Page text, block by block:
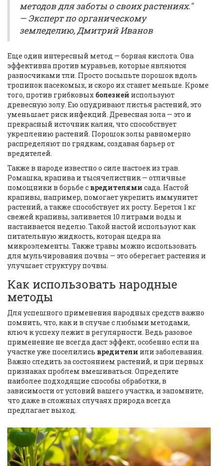
методов для заботы о своих растениях."
— Эксперт по органическому
земледелию, Дмитрий Иванов
Еще один интересный метод — борная кислота. Она
эффективна против муравьев, которые являются
разносчиками тли. Просто посыпьте порошок вдоль
тропинок насекомых, и скоро их станет меньше. Кроме
того, против грибковых болезней используют
древесную золу. Ею опудривают листья растений, это
уменьшает риск инфекций. Древесная зола — это и
прекрасный источник калия, что способствует
укреплению растений. Порошок золы равномерно
распределяют по грядкам, создавая барьер от
вредителей.
Также в народе известно о силе настоек из трав.
Ромашка, крапива и тысячелистник — отличные
помощники в борьбе с вредителями сада. Настой
крапивы, например, помогает укрепить иммунитет
растений, а также способствует их росту. Берется 1 кг
свежей крапивы, заливается 10 литрами воды и
настаивается неделю. Такой настой используют как
питательную жидкость, которая щедра на
микроэлементы. Также травы можно использовать
для мульчирования почвы — это оберегает растения и
улучшает структуру почвы.
Как использовать народные
методы
Для успешного применения народных средств важно
помнить, что, как и в случае с любыми методами,
ключ к успеху лежит в регулярности. Ведь разовое
применение не всегда даст эффект, особенно если на
участке уже поселились вредители или заболевания.
Важно следить за состоянием растений, и при первых
признаках проблем вмешиваться. Определите
наиболее подходящие способы обработки, в
зависимости от условий вашего участка, и запомните,
что даже в сложных случаях природа всегда
предлагает выход.